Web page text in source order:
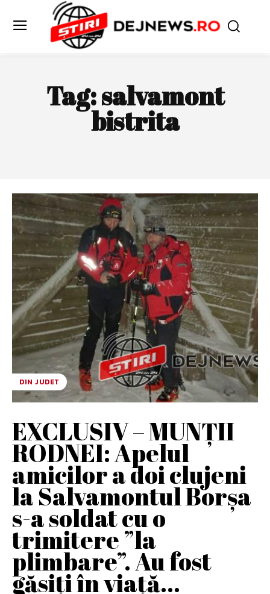
Tag:salvamont
bistrita
DIN JUDET
EXCLUSIV – MUNȚII
RODNEI: Apelul
amicilor a doi clujeni
la Salvamontul Borșa
s-a soldat cu o
trimitere ”la
plimbare”. Au fost
găsiți în viață...